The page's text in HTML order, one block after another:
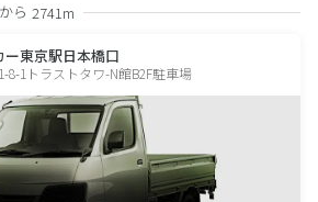
ら 2741m
ー東京駅日本橋口
8-1トラストタワ-N館B2F駐車場